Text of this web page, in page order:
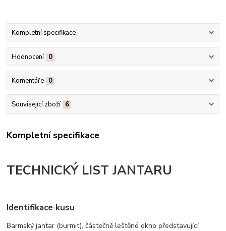
Kompletní specifikace
Hodnocení 0
Komentáře 0
Související zboží 6
Kompletní specifikace
TECHNICKÝ LIST JANTARU
Identifikace kusu
Barmský jantar (burmit), částečně leštěné okno představující